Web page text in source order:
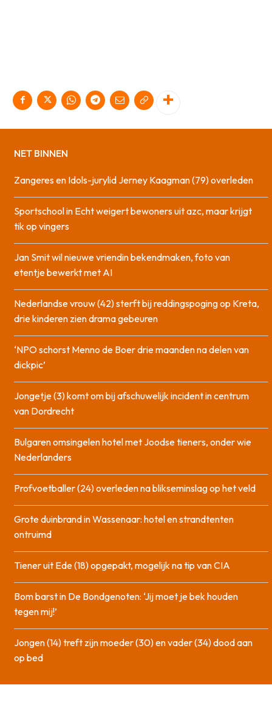
NET BINNEN
Zangeres en Idols-jurylid Jerney Kaagman (79) overleden
Sportschool in Echt weigert bewoners uit azc, maar krijgt
tik op vingers
Jan Smit wil nieuwe vriendin bekendmaken, foto van
etentje bewerkt met AI
Nederlandse vrouw (42) sterft bij reddingspoging op Kreta,
drie kinderen zien drama gebeuren
‘NPO schorst Menno de Boer drie maanden na delen van
dickpic’
Jongetje (3) komt om bij afschuwelijk incident in centrum
van Dordrecht
Bulgaren omsingelen hotel met Joodse tieners, onder wie
Nederlanders
Profvoetballer (24) overleden na blikseminslag op het veld
Grote duinbrand in Wassenaar: hotel en strandtenten
ontruimd
Tiener uit Ede (18) opgepakt, mogelijk na tip van CIA
Bom barst in De Bondgenoten: ‘Jij moet je bek houden
tegen mij!’
Jongen (14) treft zijn moeder (30) en vader (34) dood aan
op bed